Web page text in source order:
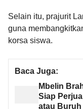
Selain itu, prajurit
guna
korsa siswa.
Baca Juga:
Mbelin
Siap
atau Buruh